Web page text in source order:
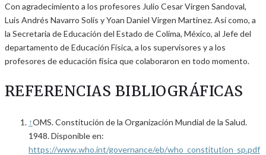
Con agradecimiento a los profesores Julio Cesar Virgen Sandoval,
Luis Andrés Navarro Solís y Yoan Daniel Virgen Martínez. Así como, a
la Secretaria de Educación del Estado de Colima, México, al Jefe del
departamento de Educación Física, a los supervisores y a los
profesores de educación física que colaboraron en todo momento.
REFERENCIAS BIBLIOGRÁFICAS
↑OMS. Constitución de la Organización Mundial de la Salud.
1948. Disponible en:
https://www.who.int/governance/eb/who_constitution_sp.pdf